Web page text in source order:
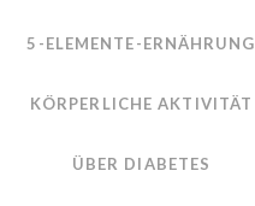
5-ELEMENTE-ERNÄHRUNG
KÖRPERLICHE AKTIVITÄT
ÜBER DIABETES